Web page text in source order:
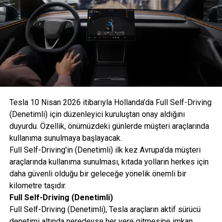
Verimlilik ve Aerodinamik Mükemmellik
Yeni modelin sportif tavan yapısı, sadece etkileyici bir
görünüm sunmakla kalmıyor; hava direncini azaltarak
teknik bir avantaja dönüştürüyor. 0,23 cd sürtünme
katsayısına (SUV: 0,25) sahip olan %100 Elektrikli
Cayenne Coupé, bu sayede WLTP karma menzilini SUV
versiyonuna daha da artırarak ortalama 670 km şehir içi
ise 809 km’ye kadar çıkarıyor. Porsche Aktif Aerodinamik
(PAA) sistemi kapsamında sunulan hareketli soğutma
hava kapakları ve adaptif arka spoyler, yüksek hız
seviyesinde stabiliteyi maksimize ediyor.
Tesla 10 Nisan 2026 itibarıyla Hollanda’da Full Self-Driving
(Denetimli) için düzenleyici kuruluştan onay aldığını
duyurdu. Özellik, önümüzdeki günlerde müşteri araçlarında
kullanıma sunulmaya başlayacak.
Full Self-Driving’in (Denetimli) ilk kez Avrupa’da müşteri
araçlarında kullanıma sunulması, kıtada yolların herkes için
daha güvenli olduğu bir geleceğe yönelik önemli bir
kilometre taşıdır.
Full Self-Driving (Denetimli)
Full Self-Driving (Denetimli), Tesla araçların aktif sürücü